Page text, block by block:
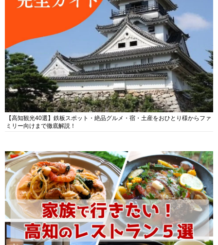
【高知観光40選】鉄板スポット・絶品グルメ・宿・土産をおひとり様からファ
ミリー向けまで徹底解説！